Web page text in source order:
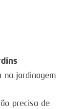
na jardinagem
precisa de